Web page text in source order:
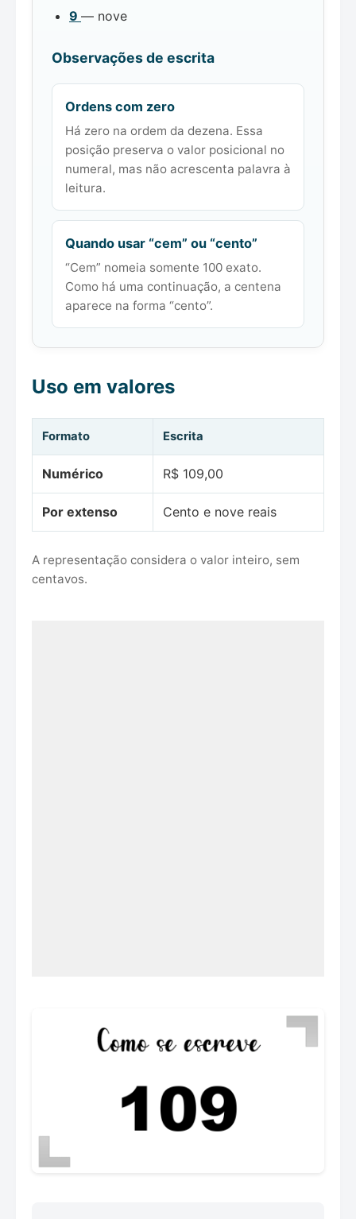
9 — nove
Observações de escrita
Ordens com zero
Há zero na ordem da dezena. Essa
posição preserva o valor posicional no
numeral, mas não acrescenta palavra à
leitura.
Quando usar “cem” ou “cento”
“Cem” nomeia somente 100 exato.
Como há uma continuação, a centena
aparece na forma “cento”.
Uso em valores
Formato Escrita
Numérico R$ 109,00
Por extenso Cento e nove reais
A representação considera o valor inteiro, sem
centavos.